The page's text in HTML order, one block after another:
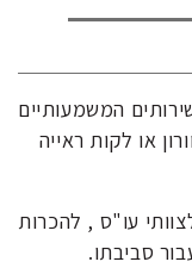
המשמעותיים
או לקות ראייה
עו"ס , להכרות
סביבתו.